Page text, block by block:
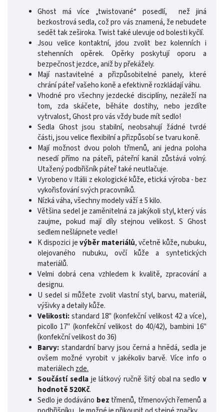
Ghost má více „twistované“ posedlí, než jiná
bezkostrová sedla, což pro vás znamená, že nebudete
sedět tak zeširoka. Twist také ulevuje od bolesti kyčlí.
Jsou velice kontaktní, jdou zvolit bez kolenních i
stehenních opěrek. Opěrky poskytují oporu a
bezpečnost jezdce, aniž by překážely.
Mají nastavitelné a přizpůsobitelné panely, které
chrání páteř vašeho koně a efektivně rozkládají váhu.
Vhodné pro všechny jezdecké disciplíny, nezáleží na
tom, zda skáčete, běháte dostihy, nebo jezdíte
vytrvalost, Ghost pro vás vždy bude mít sedlo!
Sedla Ghost jsou stabilní, neobsahují žádné tvrdé
části, jsou velice flexibilní a přizpůsobí se tvaru koně.
Mají možnost dvou poloh třmenů, ani jedna poloha
nesedí přímo na páteři, páteřní kanál zůstává volný.
Utažený podbřišník páteř také neutlačuje.
Vyrobeno v Itálii z ekologické kůže, etická výroba - bez
vykořisťování svých pracovníků.
Nízká váha, všechny modely váží ± 5 kilo.
Většina sedel je zaměnitelná za jakýkoli styl, který vás
zaujme, pokud mají díly stejnou velikost. S Ghost
sedlem nešlápnete vedle!
K dispozici je výběr materiálů, včetně kůže, nubuku,
olejovaného nubuku, ovčí kůže a syntetických
materiálů.
Velmi dobrá cena vzhledem k kvalitě, zpracování a
designu.
U sedel si můžete zvolit vlastní styl, barvu, materiál,
výšivky a detaily kůže.
Velikosti:standard 18" (konfekční velikost 42 a více),
picollo 17" (konfekční velikost do 40/42), bambini 16"
(konfekční velikost do 36)
Barvy: standardní barvy jsou černá a hnědá, sedla je
ovšem možné vyrobit v jakékoliv barvě. Více info o
materiálechzde.
Součástí sedlaje látkový ručně šitý obal na sedlo v
hodnotě 520Kč.
Sedlo je dodáváno bez třmenů, třmenových řemenů a